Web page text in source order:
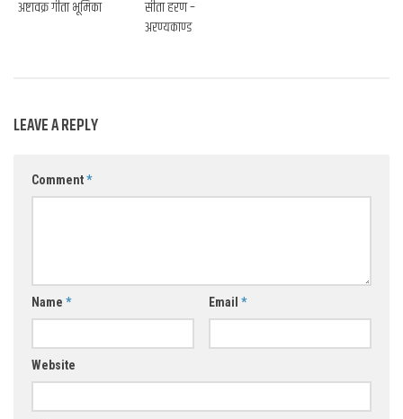
अष्टावक्र गीता भूमिका
सीता हरण –
अरण्यकाण्ड
LEAVE A REPLY
Comment*
Name * Email *
Website